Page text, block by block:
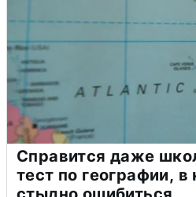
Справится даже
тест по географии, в